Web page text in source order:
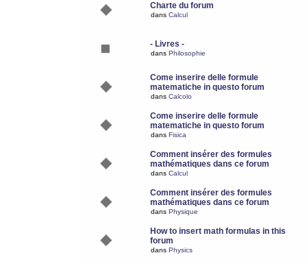
Charte du forum
dans Calcul
- Livres -
dans Philosophie
Come inserire delle formule
matematiche in questo forum
dans Calcolo
Come inserire delle formule
matematiche in questo forum
dans Fisica
Comment insérer des formules
mathématiques dans ce forum
dans Calcul
Comment insérer des formules
mathématiques dans ce forum
dans Physique
How to insert math formulas in this
forum
dans Physics